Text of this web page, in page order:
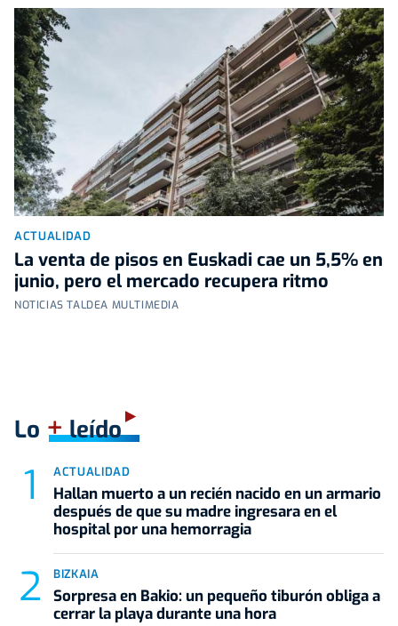
ACTUALIDAD
La venta de pisos en Euskadi cae un 5,5% en
junio, pero el mercado recupera ritmo
NOTICIAS TALDEA MULTIMEDIA
Lo +leído
ACTUALIDAD
Hallan muerto a un recién nacido en un armario
después de que su madre ingresara en el
hospital por una hemorragia
BIZKAIA
Sorpresa en Bakio: un pequeño tiburón obliga a
cerrar la playa durante una hora